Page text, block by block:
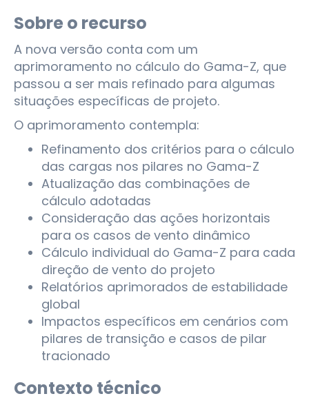
Sobre o recurso
A nova versão conta com um
aprimoramento no cálculo do Gama-Z, que
passou a ser mais refinado para algumas
situações específicas de projeto.
O aprimoramento contempla:
Refinamento dos critérios para o cálculo
das cargas nos pilares no Gama-Z
Atualização das combinações de
cálculo adotadas
Consideração das ações horizontais
para os casos de vento dinâmico
Cálculo individual do Gama-Z para cada
direção de vento do projeto
Relatórios aprimorados de estabilidade
global
Impactos específicos em cenários com
pilares de transição e casos de pilar
tracionado
Contexto técnico